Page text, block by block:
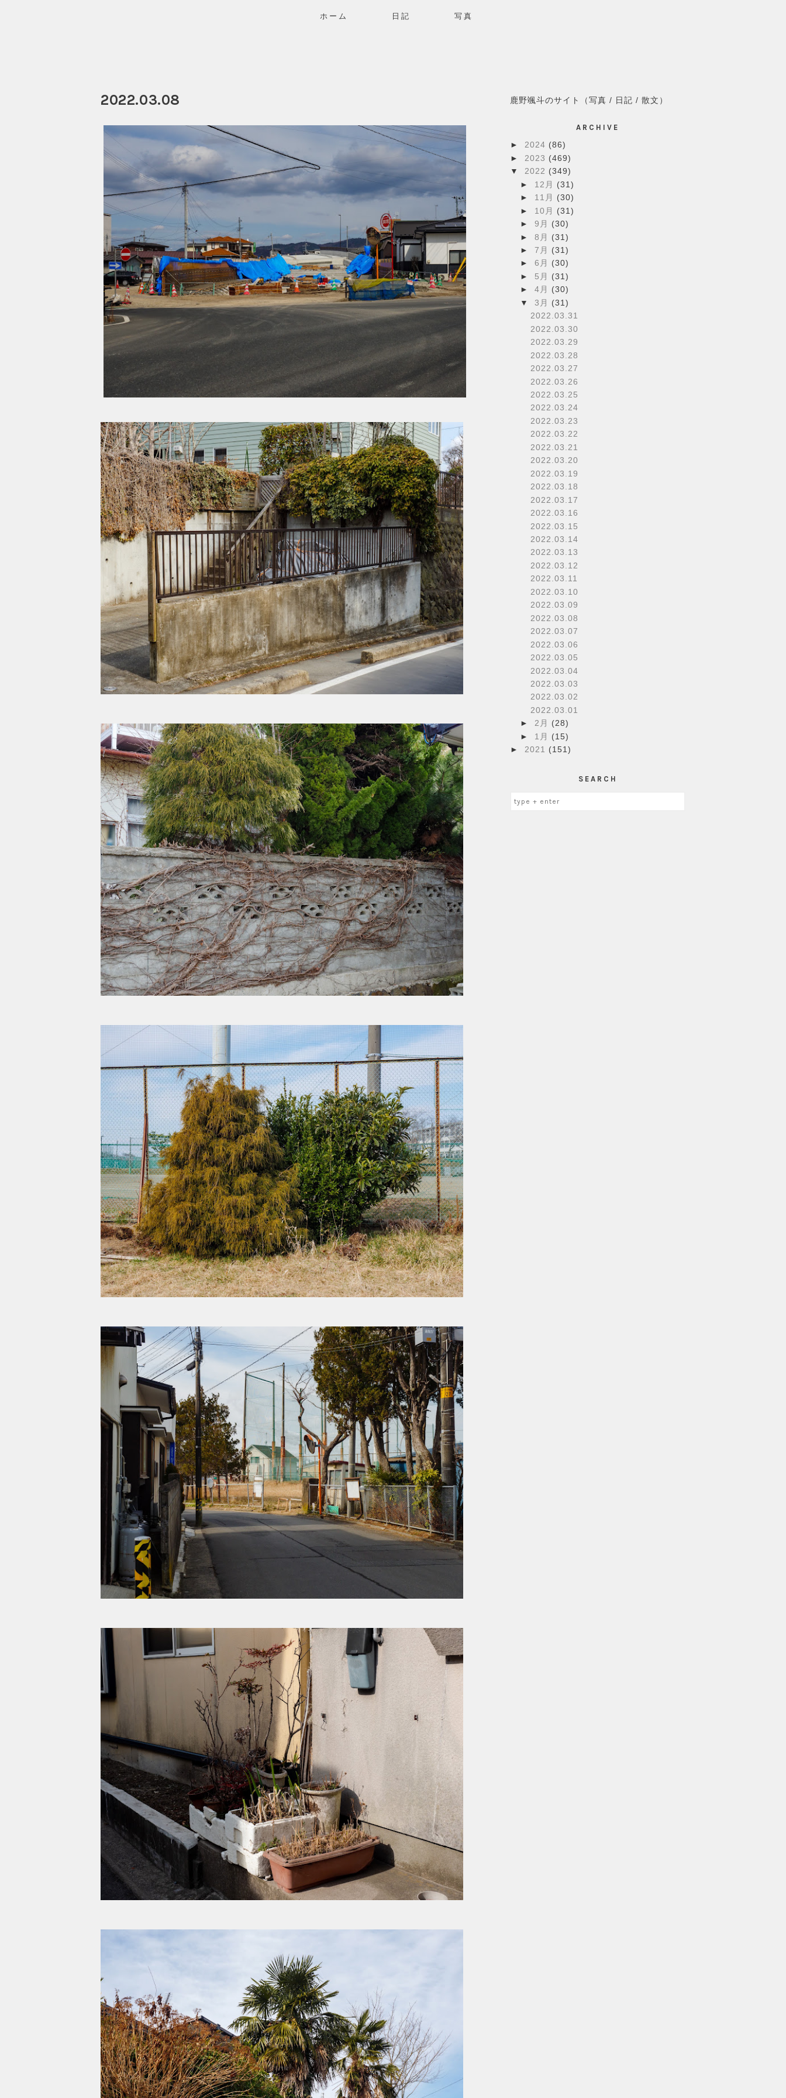
ホーム 日記 写真
2022.03.08 鹿野颯斗のサイト（写真 / 日記 / 散文）
ARCHIVE
► 2024 (86)
► 2023 (469)
▼ 2022 (349)
► 12月 (31)
► 11月 (30)
► 10月 (31)
► 9月 (30)
► 8月 (31)
► 7月 (31)
► 6月 (30)
► 5月 (31)
► 4月 (30)
▼ 3月 (31)
2022.03.31
2022.03.30
2022.03.29
2022.03.28
2022.03.27
2022.03.26
2022.03.25
2022.03.24
2022.03.23
2022.03.22
2022.03.21
2022.03.20
2022.03.19
2022.03.18
2022.03.17
2022.03.16
2022.03.15
2022.03.14
2022.03.13
2022.03.12
2022.03.11
2022.03.10
2022.03.09
2022.03.08
2022.03.07
2022.03.06
2022.03.05
2022.03.04
2022.03.03
2022.03.02
2022.03.01
► 2月 (28)
► 1月 (15)
► 2021 (151)
SEARCH